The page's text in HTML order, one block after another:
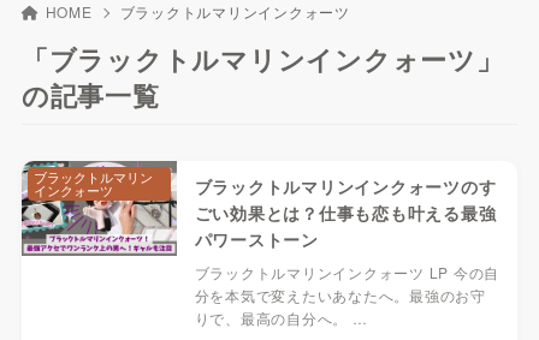
HOME ブラックトルマリンインクォーツ
「ブラックトルマリンインクォーツ」
の記事一覧
ブラックトルマリンインクォーツのす
ごい効果とは？仕事も恋も叶える最強
パワーストーン
ブラックトルマリンインクォーツ LP 今の自
分を本気で変えたいあなたへ。最強のお守
りで、最高の自分へ。 …
ブラックトルマリン
インクォーツ